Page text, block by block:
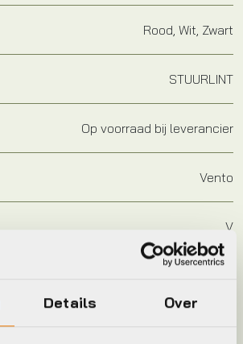
Details Over
Rood, Wit, Zwart
STUURLINT
Op voorraad bij leverancier
Vento
V